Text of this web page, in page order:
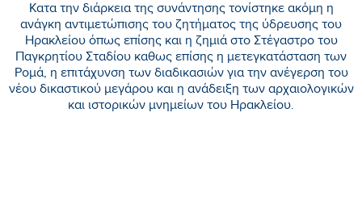
Κατα την διάρκεια της συνάντησης τονίστηκε ακόμη η
ανάγκη αντιμετώπισης του ζητήματος της ύδρευσης του
Ηρακλείου όπως επίσης και η ζημιά στο Στέγαστρο του
Παγκρητίου Σταδίου καθως επίσης η μετεγκατάσταση των
Ρομά, η επιτάχυνση των διαδικασιών για την ανέγερση του
νέου δικαστικού μεγάρου και η ανάδειξη των αρχαιολογικών
και ιστορικών μνημείων του Ηρακλείου.